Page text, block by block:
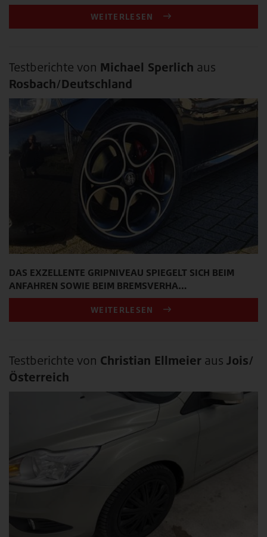
WEITERLESEN
Testberichte von Michael Sperlich aus
Rosbach/Deutschland
DAS EXZELLENTE GRIPNIVEAU SPIEGELT SICH BEIM
ANFAHREN SOWIE BEIM BREMSVERHA…
WEITERLESEN
Testberichte von Christian Ellmeier aus Jois/
Österreich